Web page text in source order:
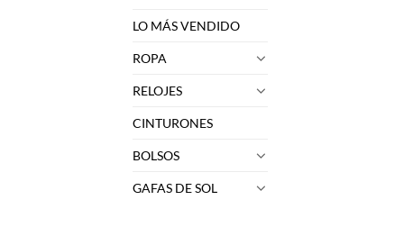
LO MÁS VENDIDO
ROPA
RELOJES
CINTURONES
BOLSOS
GAFAS DE SOL